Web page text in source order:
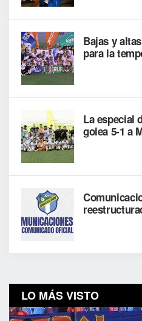
Bajas y
para la
La especial
golea 5-1 a
LO MÁS VISTO